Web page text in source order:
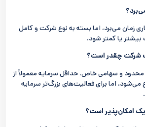
بین ۷ تا ۱۵ روز کاری زمان می‌برد، اما بسته به نوع شرکت و کامل
یا کمتر شود.
شرکت چقدر است؟
و سهامی خاص، حداقل سرمایه معمولاً از
اما برای فعالیت‌های بزرگ‌تر سرمایه
امکان‌پذیر است؟